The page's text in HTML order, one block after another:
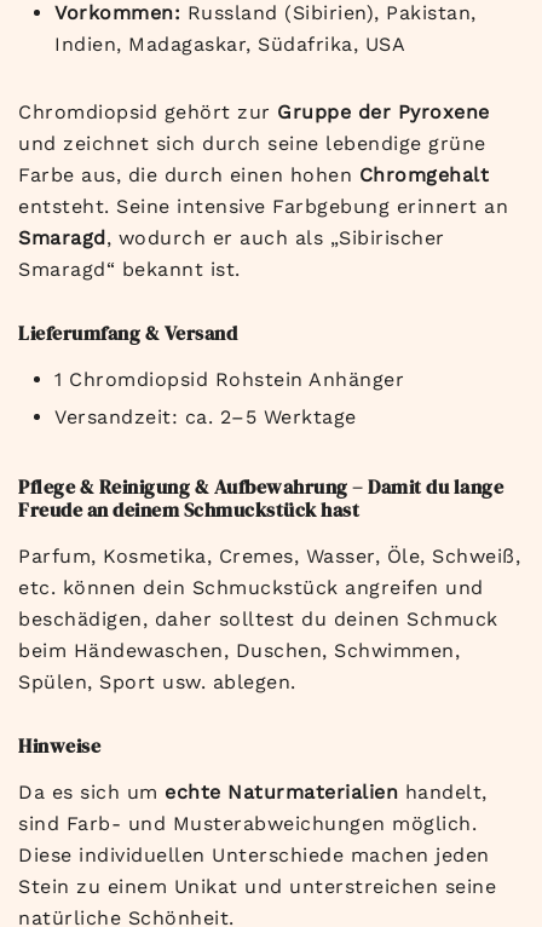
Vorkommen: Russland (Sibirien), Pakistan,
Indien, Madagaskar, Südafrika, USA
Chromdiopsid gehört zur Gruppe der Pyroxene
und zeichnet sich durch seine lebendige grüne
Farbe aus, die durch einen hohen Chromgehalt
entsteht. Seine intensive Farbgebung erinnert an
Smaragd , wodurch er auch als „Sibirischer
Smaragd“ bekannt ist.
Lieferumfang & Versand
1 Chromdiopsid Rohstein Anhänger
Versandzeit: ca. 2–5 Werktage
Pflege & Reinigung & Aufbewahrung – Damit du lange
Freude an deinem Schmuckstück hast
Parfum, Kosmetika, Cremes, Wasser, Öle, Schweiß,
etc. können dein Schmuckstück angreifen und
beschädigen, daher solltest du deinen Schmuck
beim Händewaschen, Duschen, Schwimmen,
Spülen, Sport usw. ablegen.
Hinweise
Da es sich um echte Naturmaterialien handelt,
sind Farb- und Musterabweichungen möglich.
Diese individuellen Unterschiede machen jeden
Stein zu einem Unikat und unterstreichen seine
natürliche Schönheit.